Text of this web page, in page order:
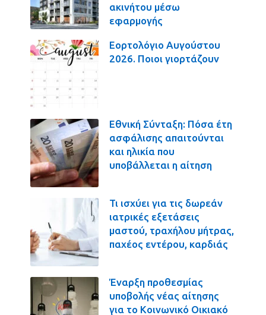
ακινήτου μέσω
εφαρμογής
Εορτολόγιο Αυγούστου
2026. Ποιοι γιορτάζουν
Εθνική Σύνταξη: Πόσα έτη
ασφάλισης απαιτούνται
και ηλικία που
υποβάλλεται η αίτηση
Τι ισχύει για τις δωρεάν
ιατρικές εξετάσεις
μαστού, τραχήλου μήτρας,
παχέος εντέρου, καρδιάς
Έναρξη προθεσμίας
υποβολής νέας αίτησης
για το Κοινωνικό Οικιακό